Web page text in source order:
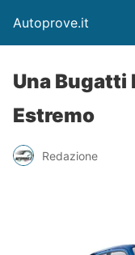
Autoprove.it
Una Bugatti
Estremo
Redazione